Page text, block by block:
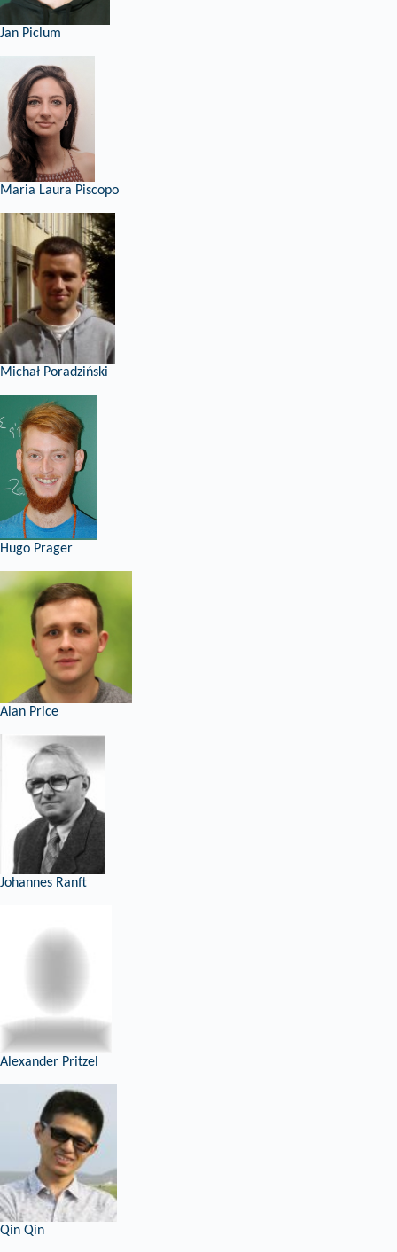
Jan Piclum
Maria Laura Piscopo
Michał Poradziński
Hugo Prager
Alan Price
Johannes Ranft
Alexander Pritzel
Qin Qin